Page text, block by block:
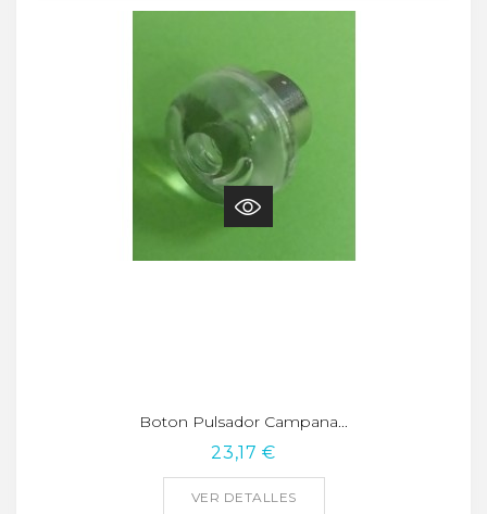
Boton Pulsador Campana...
23,17 €
VER DETALLES